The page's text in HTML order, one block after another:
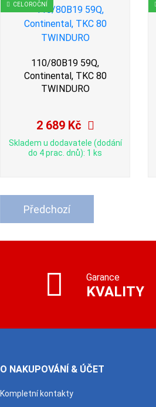
CELOROČNÍ
110/80B19 59Q,
Continental, TKC 80
TWINDURO
2 689 Kč
Skladem u dodavatele (dodání
do 4 prac. dnů): 1 ks
Předchozí
Garance
KVALITY
O NAKUPOVÁNÍ & ÚČET
Kompletní kontakty